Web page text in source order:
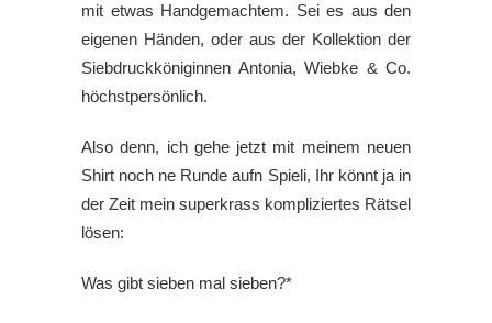
mit etwas Handgemachtem. Sei es aus den
eigenen Händen, oder aus der Kollektion der
Siebdruckköniginnen Antonia, Wiebke & Co.
höchstpersönlich.
Also denn, ich gehe jetzt mit meinem neuen
Shirt noch ne Runde aufn Spieli, Ihr könnt ja in
der Zeit mein superkrass kompliziertes Rätsel
lösen:
Was gibt sieben mal sieben?*